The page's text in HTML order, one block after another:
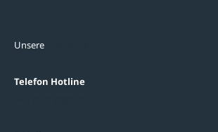
Unsere
Telefon Hotline